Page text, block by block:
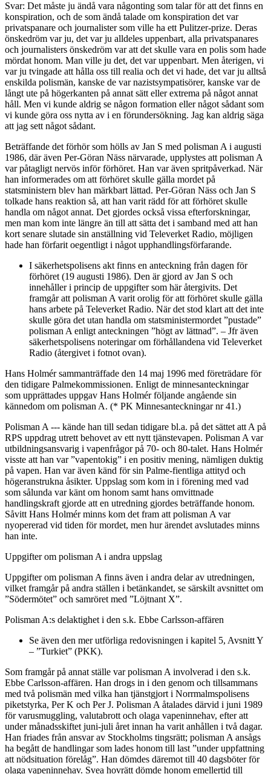
Svar: Det måste ju ändå vara någonting som talar för att det finns en
konspiration, och de som ändå talade om konspiration det var
privatspanare och journalister som ville ha ett Pulitzer-prize. Deras
önskedröm var ju, det var ju alldeles uppenbart, alla privatspanares
och journalisters önskedröm var att det skulle vara en polis som hade
mördat honom. Man ville ju det, det var uppenbart. Men återigen, vi
var ju tvingade att hålla oss till realia och det vi hade, det var ju alltså
enskilda polismän, kanske de var nazistsympatisörer, kanske var de
långt ute på högerkanten på annat sätt eller extrema på något annat
håll. Men vi kunde aldrig se någon formation eller något sådant som
vi kunde göra oss nytta av i en förundersökning. Jag kan aldrig säga
att jag sett något sådant.
Beträffande det förhör som hölls av Jan S med polisman A i augusti
1986, där även Per-Göran Näss närvarade, upplystes att polisman A
var påtagligt nervös inför förhöret. Han var även spritpåverkad. När
han informerades om att förhöret skulle gälla mordet på
statsministern blev han märkbart lättad. Per-Göran Näss och Jan S
tolkade hans reaktion så, att han varit rädd för att förhöret skulle
handla om något annat. Det gjordes också vissa efterforskningar,
men man kom inte längre än till att sätta det i samband med att han
kort senare slutade sin anställning vid Televerket Radio, möjligen
hade han förfarit oegentligt i något upphandlingsförfarande.
I säkerhetspolisens akt finns en anteckning från dagen för
förhöret (19 augusti 1986). Den är gjord av Jan S och
innehåller i princip de uppgifter som här återgivits. Det
framgår att polisman A varit orolig för att förhöret skulle gälla
hans arbete på Televerket Radio. När det stod klart att det inte
skulle göra det utan handla om statsministermordet ”pustade”
polisman A enligt anteckningen ”högt av lättnad”. – Jfr även
säkerhetspolisens noteringar om förhållandena vid Televerket
Radio (återgivet i fotnot ovan).
Hans Holmér sammanträffade den 14 maj 1996 med företrädare för
den tidigare Palmekommissionen. Enligt de minnesanteckningar
som upprättades uppgav Hans Holmér följande angående sin
kännedom om polisman A. (* PK Minnesanteckningar nr 41.)
Polisman A --- kände han till sedan tidigare bl.a. på det sättet att A på
RPS uppdrag utrett behovet av ett nytt tjänstevapen. Polisman A var
utbildningsansvarig i vapenfrågor på 70- och 80-talet. Hans Holmér
visste att han var ”vapentokig” i en positiv mening, nämligen duktig
på vapen. Han var även känd för sin Palme-fientliga attityd och
högeranstrukna åsikter. Uppslag som kom in i förening med vad
som sålunda var känt om honom samt hans omvittnade
handlingskraft gjorde att en utredning gjordes beträffande honom.
Såvitt Hans Holmér minns kom det fram att polisman A var
nyopererad vid tiden för mordet, men hur ärendet avslutades minns
han inte.
Uppgifter om polisman A i andra uppslag
Uppgifter om polisman A finns även i andra delar av utredningen,
vilket framgår på andra ställen i betänkandet, se särskilt avsnittet om
”Södermötet” och samröret med ”Löjtnant X”.
Polisman A:s delaktighet i den s.k. Ebbe Carlsson-affären
Se även den mer utförliga redovisningen i kapitel 5, Avsnitt Y
– ”Turkiet” (PKK).
Som framgår på annat ställe var polisman A involverad i den s.k.
Ebbe Carlsson-affären. Han drogs in i den genom och tillsammans
med två polismän med vilka han tjänstgjort i Norrmalmspolisens
piketstyrka, Per K och Per J. Polisman A åtalades därvid i juni 1989
för varusmuggling, valutabrott och olaga vapeninnehav, efter att
under månadsskiftet juni-juli året innan ha varit anhållen i två dagar.
Han friades från ansvar av Stockholms tingsrätt; polisman A ansågs
ha begått de handlingar som lades honom till last ”under uppfattning
att nödsituation förelåg”. Han dömdes däremot till 40 dagsböter för
olaga vapeninnehav. Svea hovrätt dömde honom emellertid till